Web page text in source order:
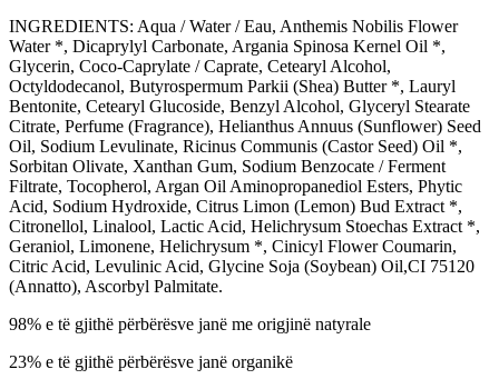
INGREDIENTS: Aqua / Water / Eau, Anthemis Nobilis Flower
Water *, Dicaprylyl Carbonate, Argania Spinosa Kernel Oil *,
Glycerin, Coco-Caprylate / Caprate, Cetearyl Alcohol,
Octyldodecanol, Butyrospermum Parkii (Shea) Butter *, Lauryl
Bentonite, Cetearyl Glucoside, Benzyl Alcohol, Glyceryl Stearate
Citrate, Perfume (Fragrance), Helianthus Annuus (Sunflower) Seed
Oil, Sodium Levulinate, Ricinus Communis (Castor Seed) Oil *,
Sorbitan Olivate, Xanthan Gum, Sodium Benzocate / Ferment
Filtrate, Tocopherol, Argan Oil Aminopropanediol Esters, Phytic
Acid, Sodium Hydroxide, Citrus Limon (Lemon) Bud Extract *,
Citronellol, Linalool, Lactic Acid, Helichrysum Stoechas Extract *,
Geraniol, Limonene, Helichrysum *, Cinicyl Flower Coumarin,
Citric Acid, Levulinic Acid, Glycine Soja (Soybean) Oil,CI 75120
(Annatto), Ascorbyl Palmitate.
98% e të gjithë përbërësve janë me origjinë natyrale
23% e të gjithë përbërësve janë organikë